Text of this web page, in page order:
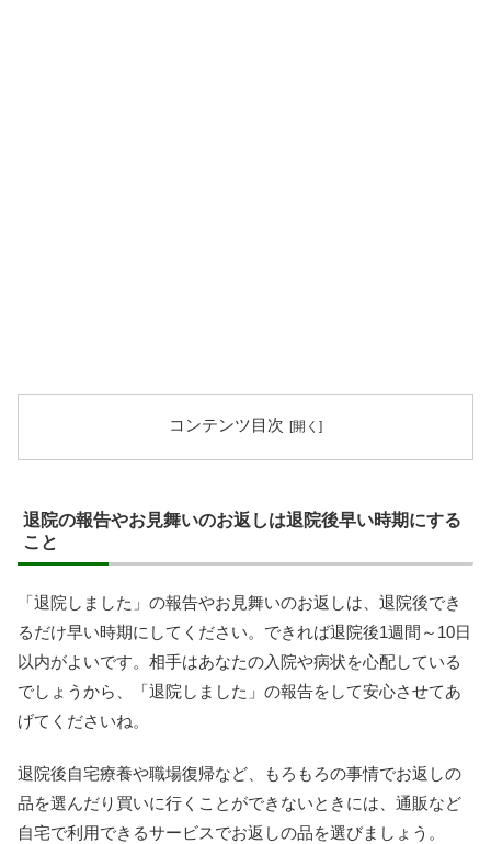
コンテンツ目次
退院の報告やお見舞いのお返しは退院後早い時期にする
こと
「退院しました」の報告やお見舞いのお返しは、退院後でき
るだけ早い時期にしてください。できれば退院後1週間～10日
以内がよいです。相手はあなたの入院や病状を心配している
でしょうから、「退院しました」の報告をして安心させてあ
げてくださいね。
退院後自宅療養や職場復帰など、もろもろの事情でお返しの
品を選んだり買いに行くことができないときには、通販など
自宅で利用できるサービスでお返しの品を選びましょう。